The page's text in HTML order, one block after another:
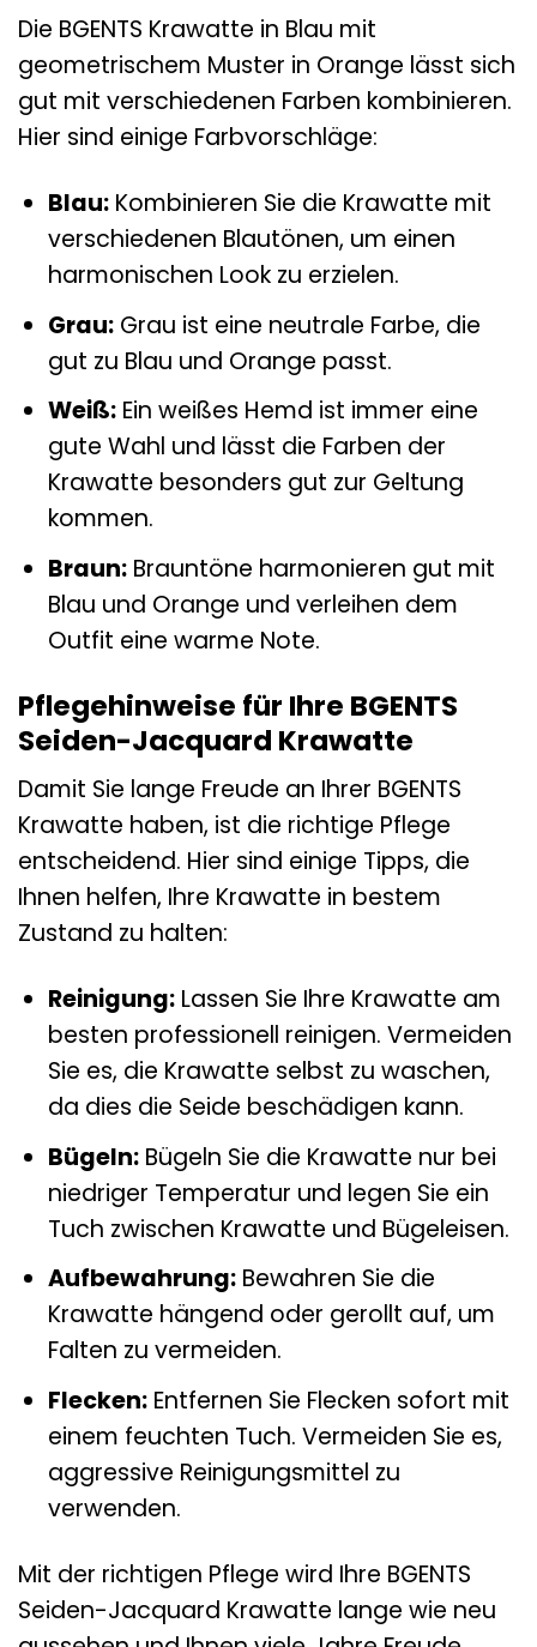
Die BGENTS Krawatte in Blau mit
geometrischem Muster in Orange lässt sich
gut mit verschiedenen Farben kombinieren.
Hier sind einige Farbvorschläge:
Blau:Kombinieren Sie die Krawatte mit
verschiedenen Blautönen, um einen
harmonischen Look zu erzielen.
Grau:Grau ist eine neutrale Farbe, die
gut zu Blau und Orange passt.
Weiß:Ein weißes Hemd ist immer eine
gute Wahl und lässt die Farben der
Krawatte besonders gut zur Geltung
kommen.
Braun:Brauntöne harmonieren gut mit
Blau und Orange und verleihen dem
Outfit eine warme Note.
Pflegehinweise für Ihre BGENTS
Seiden-Jacquard Krawatte
Damit Sie lange Freude an Ihrer BGENTS
Krawatte haben, ist die richtige Pflege
entscheidend. Hier sind einige Tipps, die
Ihnen helfen, Ihre Krawatte in bestem
Zustand zu halten:
Reinigung:Lassen Sie Ihre Krawatte am
besten professionell reinigen. Vermeiden
Sie es, die Krawatte selbst zu waschen,
da dies die Seide beschädigen kann.
Bügeln:Bügeln Sie die Krawatte nur bei
niedriger Temperatur und legen Sie ein
Tuch zwischen Krawatte und Bügeleisen.
Aufbewahrung:Bewahren Sie die
Krawatte hängend oder gerollt auf, um
Falten zu vermeiden.
Flecken:Entfernen Sie Flecken sofort mit
einem feuchten Tuch. Vermeiden Sie es,
aggressive Reinigungsmittel zu
verwenden.
Mit der richtigen Pflege wird Ihre BGENTS
Seiden-Jacquard Krawatte lange wie neu